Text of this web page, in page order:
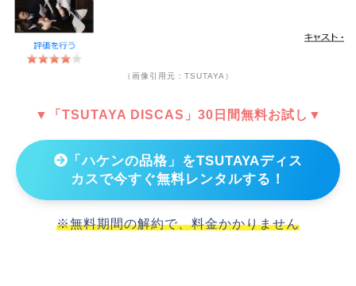
（画像引用元：TSUTAYA）
▼「TSUTAYA DISCAS」30日間無料お試し▼
「ハケンの品格」をTSUTAYAディス
カスで今すぐ無料レンタルする！
※無料期間の解約で、料金かかりません